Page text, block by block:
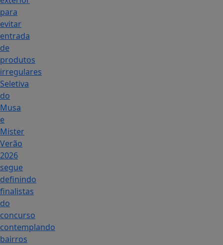
para
evitar
entrada
de
produtos
irregulares
Seletiva
do
Musa
e
Mister
Verão
2026
segue
definindo
finalistas
do
concurso
contemplando
bairros